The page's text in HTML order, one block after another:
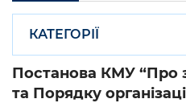
КАТЕГОРІЇ
Постанова КМУ “Про
та Порядку